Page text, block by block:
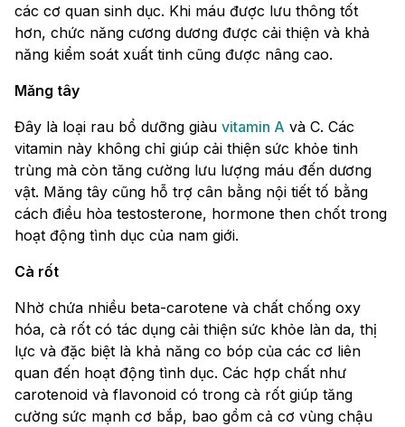
các cơ quan sinh dục. Khi máu được lưu thông tốt
hơn, chức năng cương dương được cải thiện và khả
năng kiểm soát xuất tinh cũng được nâng cao.
Măng tây
Đây là loại rau bổ dưỡng giàu vitamin A và C. Các
vitamin này không chỉ giúp cải thiện sức khỏe tinh
trùng mà còn tăng cường lưu lượng máu đến dương
vật. Măng tây cũng hỗ trợ cân bằng nội tiết tố bằng
cách điều hòa testosterone, hormone then chốt trong
hoạt động tình dục của nam giới.
Cà rốt
Nhờ chứa nhiều beta-carotene và chất chống oxy
hóa, cà rốt có tác dụng cải thiện sức khỏe làn da, thị
lực và đặc biệt là khả năng co bóp của các cơ liên
quan đến hoạt động tình dục. Các hợp chất như
carotenoid và flavonoid có trong cà rốt giúp tăng
cường sức mạnh cơ bắp, bao gồm cả cơ vùng chậu